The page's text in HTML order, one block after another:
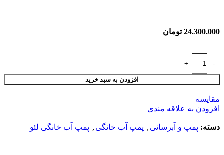
24.300.000 تومان
افزودن به سبد خرید
مقایسه
افزودن به علاقه مندی
دسته: پمپ و آبرسانی , پمپ آب خانگی , پمپ آب خانگی لئو